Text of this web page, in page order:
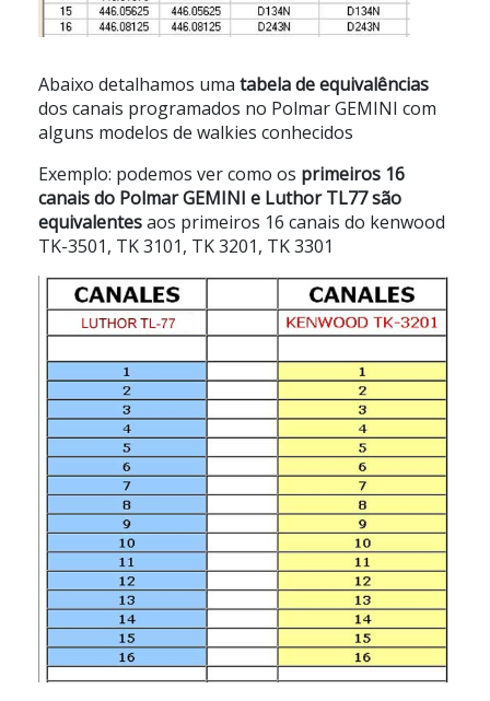
Abaixo detalhamos uma tabela de equivalências
dos canais programados no Polmar GEMINI com
alguns modelos de walkies conhecidos
Exemplo: podemos ver como os primeiros 16
canais do Polmar GEMINI e Luthor TL77 são
equivalentesaos primeiros 16 canais do kenwood
TK-3501, TK 3101, TK 3201, TK 3301